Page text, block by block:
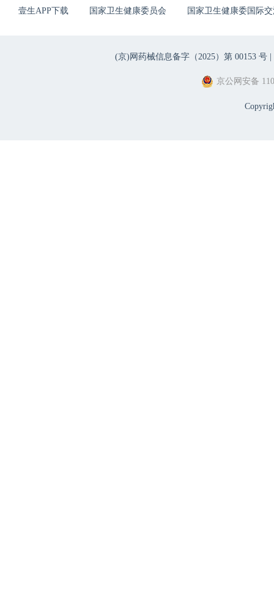
壹生APP下载 国家卫生健康委员会 国家卫生健康委国际
(京)网药械信息备字（2025）第 00153 号 |
京公网安备